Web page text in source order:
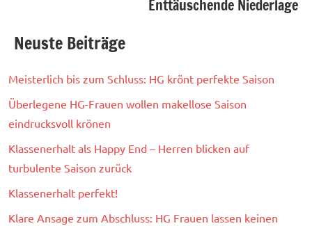
Enttäuschende Niederlage
Neuste Beiträge
Meisterlich bis zum Schluss: HG krönt perfekte Saison
Überlegene HG-Frauen wollen makellose Saison
eindrucksvoll krönen
Klassenerhalt als Happy End – Herren blicken auf
turbulente Saison zurück
Klassenerhalt perfekt!
Klare Ansage zum Abschluss: HG Frauen lassen keinen